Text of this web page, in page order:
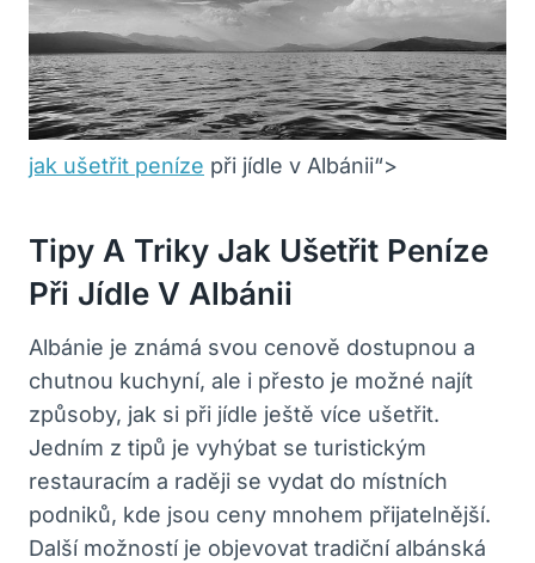
jak ušetřit peníze při jídle v Albánii“>
Tipy A Triky Jak Ušetřit Peníze
Při Jídle V Albánii
Albánie je známá svou cenově dostupnou a
chutnou kuchyní, ale i přesto je možné najít
způsoby, jak si při jídle ještě více ušetřit.
Jedním z tipů je vyhýbat se turistickým
restauracím a raději se vydat do místních
podniků, kde jsou ceny mnohem přijatelnější.
Další možností je objevovat tradiční albánská